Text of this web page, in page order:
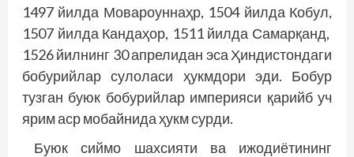
1497 йилда Мовароуннаҳр, 1504 йилда Кобул,
1507 йилда Кандаҳор, 1511 йилда Самарқанд,
1526 йилнинг 30 апрелидан эса Ҳиндистондаги
бобурийлар сулоласи ҳукмдори эди. Бобур
тузган буюк бобурийлар империяси қарийб уч
ярим аср мобайнида ҳукм сурди.
Буюк сиймо шахсияти ва ижодиётининг